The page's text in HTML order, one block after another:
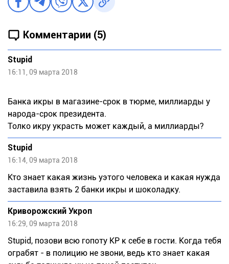
Комментарии (5)
Stupid
16:11, 09 марта 2018
Банка икры в магазине-срок в тюрме, миллиарды у
народа-срок президента.
Толко икру украсть может каждый, а миллиарды?
Stupid
16:14, 09 марта 2018
Кто знает какая жизнь уэтого человека и какая нужда
заставила взять 2 банки икры и шоколадку.
Криворожский Укроп
16:29, 09 марта 2018
Stupid, позови всю гопоту КР к себе в гости. Когда тебя
ограбят - в полицию не звони, ведь кто знает какая